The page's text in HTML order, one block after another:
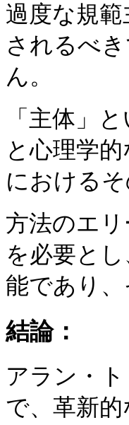
過度な規
されるべ
ん。
「主体」
と心理学
における
方法のエ
を必要と
能であり
結論：
アラン・
で、革新